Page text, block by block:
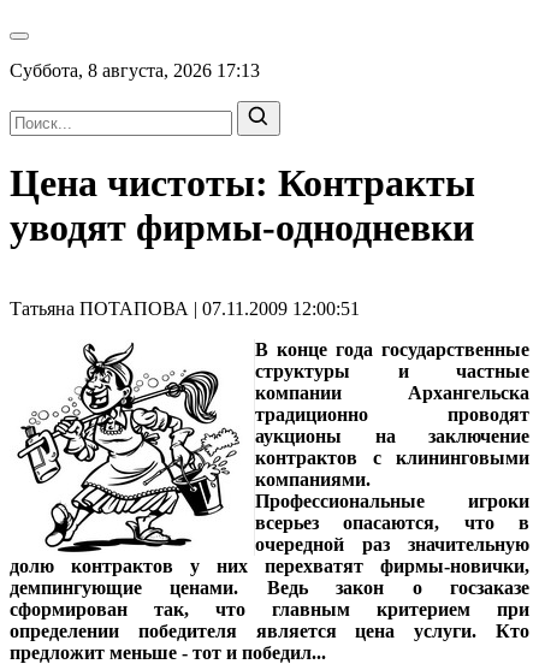
Суббота, 8 августа, 2026 17:13
Цена чистоты: Контракты
уводят фирмы-однодневки
Татьяна ПОТАПОВА | 07.11.2009 12:00:51
В конце года государственные
структуры и частные
компании Архангельска
традиционно проводят
аукционы на заключение
контрактов с клининговыми
компаниями.
Профессиональные игроки
всерьез опасаются, что в
очередной раз значительную
долю контрактов у них перехватят фирмы-новички,
демпингующие ценами. Ведь закон о госзаказе
сформирован так, что главным критерием при
определении победителя является цена услуги. Кто
предложит меньше - тот и победил...